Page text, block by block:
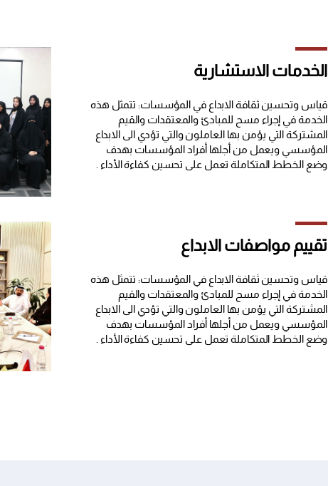
الخدمات الاستشارية
قياس وتحسين ثقافة الابداع في المؤسسات: تتمثل هذه
الخدمة في إجراء مسح للمبادئ والمعتقدات والقيم
المشتركة التي يؤمن بها العاملون والتي تؤدي الى الابداع
المؤسسي ويعمل من أجلها أفراد المؤسسات بهدف
وضع الخطط المتكاملة تعمل على تحسين كفاءة الأداء .
تقييم مواصفات الابداع
قياس وتحسين ثقافة الابداع في المؤسسات: تتمثل هذه
الخدمة في إجراء مسح للمبادئ والمعتقدات والقيم
المشتركة التي يؤمن بها العاملون والتي تؤدي الى الابداع
المؤسسي ويعمل من أجلها أفراد المؤسسات بهدف
وضع الخطط المتكاملة تعمل على تحسين كفاءة الأداء .